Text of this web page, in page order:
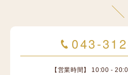
043-
【営業時間】 10:00 -